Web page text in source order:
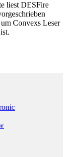
liest DESFire
Convexs Leser